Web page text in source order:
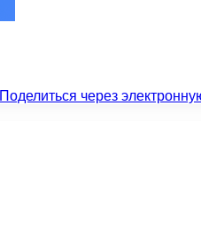
Поделиться через